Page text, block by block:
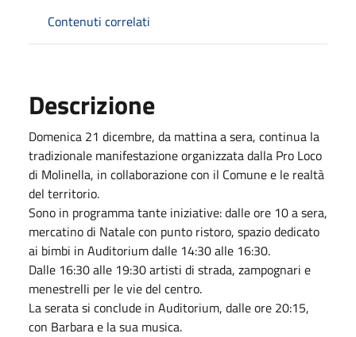
Contenuti correlati
Descrizione
Domenica 21 dicembre, da mattina a sera, continua la
tradizionale manifestazione organizzata dalla Pro Loco
di Molinella, in collaborazione con il Comune e le realtà
del territorio.
Sono in programma tante iniziative: dalle ore 10 a sera,
mercatino di Natale con punto ristoro, spazio dedicato
ai bimbi in Auditorium dalle 14:30 alle 16:30.
Dalle 16:30 alle 19:30 artisti di strada, zampognari e
menestrelli per le vie del centro.
La serata si conclude in Auditorium, dalle ore 20:15,
con Barbara e la sua musica.